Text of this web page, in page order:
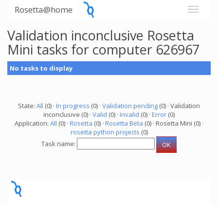
Rosetta@home
Validation inconclusive Rosetta
Mini tasks for computer 626967
No tasks to display
State: All (0) · In progress (0) · Validation pending (0) · Validation
inconclusive (0) · Valid (0) · Invalid (0) · Error (0)
Application: All (0) · Rosetta (0) · Rosetta Beta (0) · Rosetta Mini (0) ·
rosetta python projects (0)
Task name: